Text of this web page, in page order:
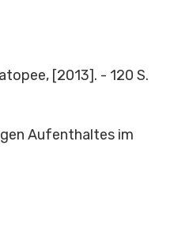
[2013]. - 120 S.
Aufenthaltes im